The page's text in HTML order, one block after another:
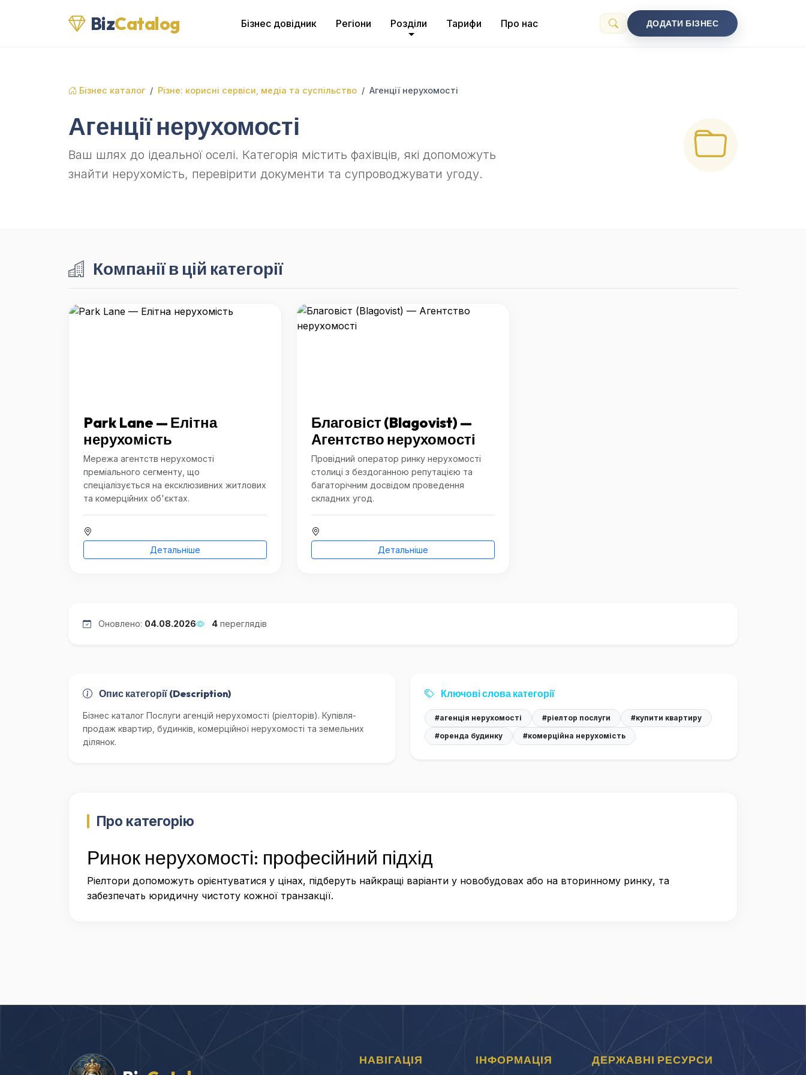
BizCatalog Бізнес довідник Регіони Розділи Тарифи Про нас ДОДАТИ БІЗНЕС
Бізнес каталог Різне: корисні сервіси, медіа та суспільство Агенції нерухомості
Агенції нерухомості
Ваш шлях до ідеальної оселі. Категорія містить фахівців, які допоможуть
знайти нерухомість, перевірити документи та супроводжувати угоду.
Компанії в цій категорії
Park Lane — Елітна
нерухомість
Мережа агентств нерухомості
преміального сегменту, що
спеціалізується на ексклюзивних житлових
та комерційних об'єктах.
Детальніше
Благовіст (Blagovist) —
Агентство нерухомості
Провідний оператор ринку нерухомості
столиці з бездоганною репутацією та
багаторічним досвідом проведення
складних угод.
Детальніше
Оновлено: 04.08.2026 4 переглядів
Опис категорії (Description)
Бізнес каталог Послуги агенцій нерухомості (ріелторів). Купівля-
продаж квартир, будинків, комерційної нерухомості та земельних
ділянок.
Ключові слова категорії
#агенція нерухомості #ріелтор послуги
#купити квартиру
#оренда будинку
#комерційна нерухомість
Про категорію
Ринок нерухомості: професійний підхід
Ріелтори допоможуть орієнтуватися у цінах, підберуть найкращі варіанти у новобудовах або на вторинному ринку, та
забезпечать юридичну чистоту кожної транзакції.
НАВІГАЦІЯ ІНФОРМАЦІЯ ДЕРЖАВНІ РЕСУРСИ